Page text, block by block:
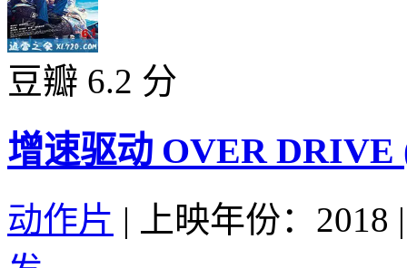
豆瓣 6.2 分
增速驱动 OVER DRIVE
动作片 | 上映年份：2018 |